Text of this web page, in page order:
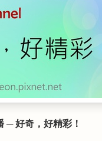
─ 好奇，好精彩！